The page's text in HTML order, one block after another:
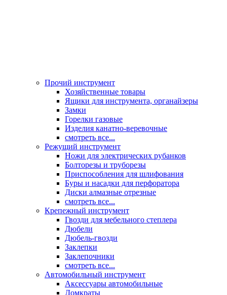
Прочий инструмент
Хозяйственные товары
Ящики для инструмента, органайзеры
Замки
Горелки газовые
Изделия канатно-веревочные
смотреть все...
Режущий инструмент
Ножи для электрических рубанков
Болторезы и труборезы
Приспособления для шлифования
Буры и насадки для перфоратора
Диски алмазные отрезные
смотреть все...
Крепежный инструмент
Гвозди для мебельного степлера
Дюбели
Дюбель-гвозди
Заклепки
Заклепочники
смотреть все...
Автомобильный инструмент
Аксессуары автомобильные
Домкраты